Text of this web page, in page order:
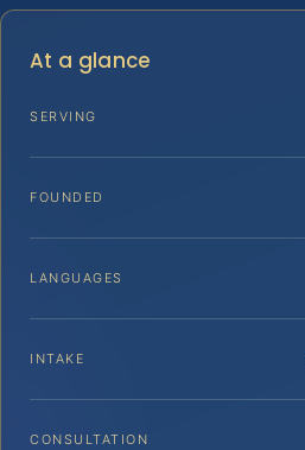
At a glance
SERVING
FOUNDED
LANGUAGES
INTAKE
CONSULTATION